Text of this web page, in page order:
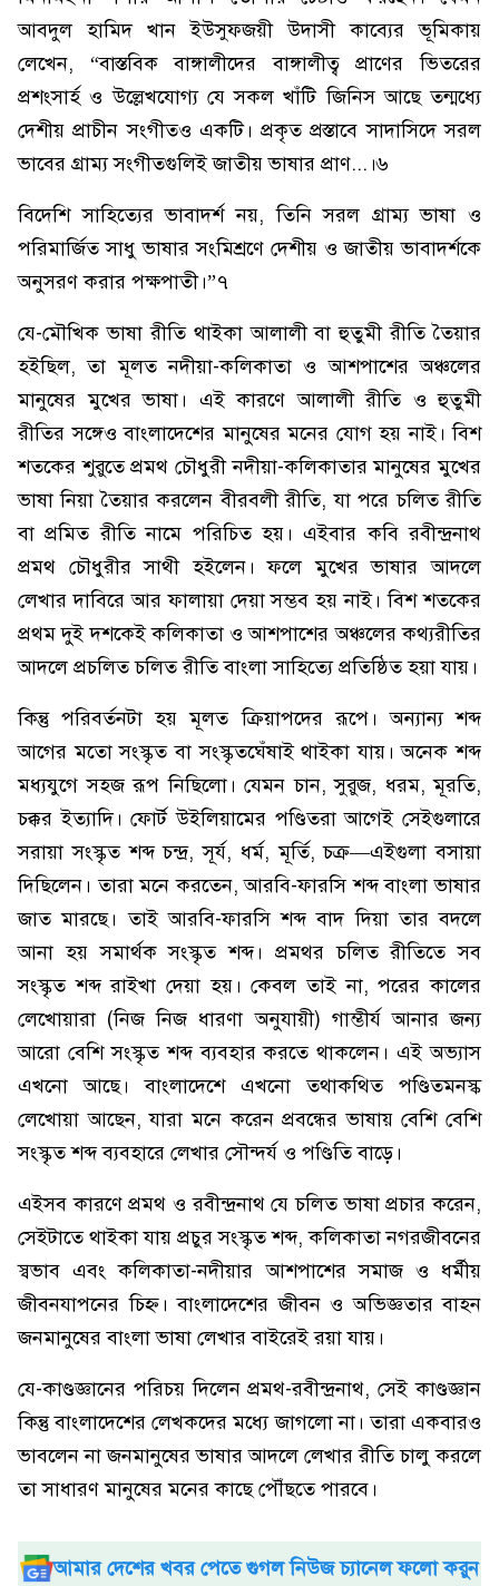
আবদুল হামিদ খান ইউসুফজয়ী উদাসী কাব্যের ভূমিকায়
লেখেন, “বাস্তবিক বাঙ্গালীদের বাঙ্গালীত্ব প্রাণের ভিতরের
প্রশংসার্হ ও উল্লেখযোগ্য যে সকল খাঁটি জিনিস আছে তন্মধ্যে
দেশীয় প্রাচীন সংগীতও একটি। প্রকৃত প্রস্তাবে সাদাসিদে সরল
ভাবের গ্রাম্য সংগীতগুলিই জাতীয় ভাষার প্রাণ...।৬
বিদেশি সাহিত্যের ভাবাদর্শ নয়, তিনি সরল গ্রাম্য ভাষা ও
পরিমার্জিত সাধু ভাষার সংমিশ্রণে দেশীয় ও জাতীয় ভাবাদর্শকে
অনুসরণ করার পক্ষপাতী।”৭
যে-মৌখিক ভাষা রীতি থাইকা আলালী বা হুতুমী রীতি তৈয়ার
হইছিল, তা মূলত নদীয়া-কলিকাতা ও আশপাশের অঞ্চলের
মানুষের মুখের ভাষা। এই কারণে আলালী রীতি ও হুতুমী
রীতির সঙ্গেও বাংলাদেশের মানুষের মনের যোগ হয় নাই। বিশ
শতকের শুরুতে প্রমথ চৌধুরী নদীয়া-কলিকাতার মানুষের মুখের
ভাষা নিয়া তৈয়ার করলেন বীরবলী রীতি, যা পরে চলিত রীতি
বা প্রমিত রীতি নামে পরিচিত হয়। এইবার কবি রবীন্দ্রনাথ
প্রমথ চৌধুরীর সাথী হইলেন। ফলে মুখের ভাষার আদলে
লেখার দাবিরে আর ফালায়া দেয়া সম্ভব হয় নাই। বিশ শতকের
প্রথম দুই দশকেই কলিকাতা ও আশপাশের অঞ্চলের কথ্যরীতির
আদলে প্রচলিত চলিত রীতি বাংলা সাহিত্যে প্রতিষ্ঠিত হয়া যায়।
কিন্তু পরিবর্তনটা হয় মূলত ক্রিয়াপদের রূপে। অন্যান্য শব্দ
আগের মতো সংস্কৃত বা সংস্কৃতঘেঁষাই থাইকা যায়। অনেক শব্দ
মধ্যযুগে সহজ রূপ নিছিলো। যেমন চান, সুরুজ, ধরম, মূরতি,
চক্কর ইত্যাদি। ফোর্ট উইলিয়ামের পণ্ডিতরা আগেই সেইগুলারে
সরায়া সংস্কৃত শব্দ চন্দ্র, সূর্য, ধর্ম, মূর্তি, চক্র—এইগুলা বসায়া
দিছিলেন। তারা মনে করতেন, আরবি-ফারসি শব্দ বাংলা ভাষার
জাত মারছে। তাই আরবি-ফারসি শব্দ বাদ দিয়া তার বদলে
আনা হয় সমার্থক সংস্কৃত শব্দ। প্রমথর চলিত রীতিতে সব
সংস্কৃত শব্দ রাইখা দেয়া হয়। কেবল তাই না, পরের কালের
লেখোয়ারা (নিজ নিজ ধারণা অনুযায়ী) গাম্ভীর্য আনার জন্য
আরো বেশি সংস্কৃত শব্দ ব্যবহার করতে থাকলেন। এই অভ্যাস
এখনো আছে। বাংলাদেশে এখনো তথাকথিত পণ্ডিতমনস্ক
লেখোয়া আছেন, যারা মনে করেন প্রবন্ধের ভাষায় বেশি বেশি
সংস্কৃত শব্দ ব্যবহারে লেখার সৌন্দর্য ও পণ্ডিতি বাড়ে।
এইসব কারণে প্রমথ ও রবীন্দ্রনাথ যে চলিত ভাষা প্রচার করেন,
সেইটাতে থাইকা যায় প্রচুর সংস্কৃত শব্দ, কলিকাতা নগরজীবনের
স্বভাব এবং কলিকাতা-নদীয়ার আশপাশের সমাজ ও ধর্মীয়
জীবনযাপনের চিহ্ন। বাংলাদেশের জীবন ও অভিজ্ঞতার বাহন
জনমানুষের বাংলা ভাষা লেখার বাইরেই রয়া যায়।
যে-কাণ্ডজ্ঞানের পরিচয় দিলেন প্রমথ-রবীন্দ্রনাথ, সেই কাণ্ডজ্ঞান
কিন্তু বাংলাদেশের লেখকদের মধ্যে জাগলো না। তারা একবারও
ভাবলেন না জনমানুষের ভাষার আদলে লেখার রীতি চালু করলে
তা সাধারণ মানুষের মনের কাছে পৌঁছতে পারবে।
আমার দেশের খবর পেতে গুগল নিউজ চ্যানেল ফলো করুন